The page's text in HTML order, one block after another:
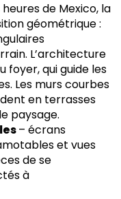
de Mexico, la
géométrique :
L’architecture
foyer, qui guide les
Les murs courbes
en terrasses
paysage.
– écrans
et vues
de se
à